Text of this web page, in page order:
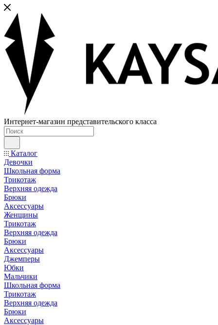
Интернет-магазин представительского класса
Каталог
Девочки
Школьная форма
Трикотаж
Верхняя одежда
Брюки
Аксессуары
Женщины
Трикотаж
Верхняя одежда
Брюки
Аксессуары
Джемперы
Юбки
Мальчики
Школьная форма
Трикотаж
Верхняя одежда
Брюки
Аксессуары